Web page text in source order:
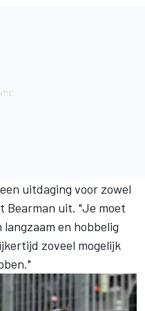
uitdaging voor zowel
Bearman uit. "Je moet
en hobbelig
zoveel mogelijk